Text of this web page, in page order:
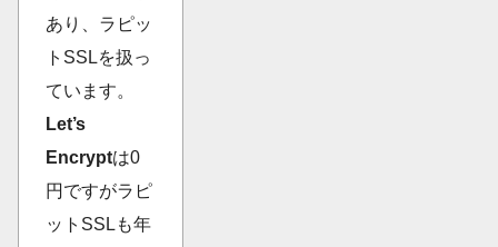
あり、ラピッ
トSSLを扱っ
ています。
Let’s
Encryptは0
円ですがラピ
ットSSLも年